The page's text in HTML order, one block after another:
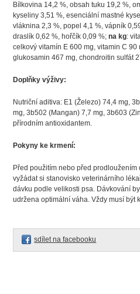
Bílkovina 14,2 %, obsah tuku 19,2 %,
kyseliny 3,51 %, esenciální mastné
vláknina 2,3 %, popel 4,1 %, vápník
draslík 0,62 %, hořčík 0,09 %;na kg:
celkový vitamín E 600 mg, vitamin C 90
glukosamin 467 mg, chondroitin sulfát
Doplňky výživy:
Nutriční aditiva: E1 (Železo) 74,4 mg,
mg, 3b502 (Mangan) 7,7 mg, 3b603
přírodním antioxidantem.
Pokyny ke krmení:
Před použitím nebo před
vyžádat si stanovisko veterinárního
dávku podle velikosti psa. Dávkování
udržena optimální váha. Vždy musí být
sdílet na facebooku